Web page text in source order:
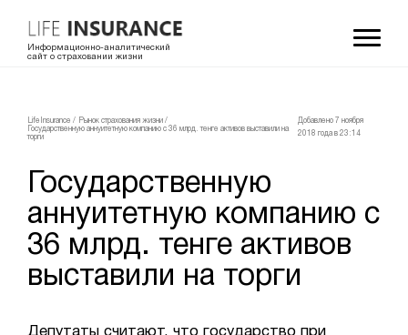
Информационно-аналитический
сайт о страховании жизни
LifeInsurance / Рынок страхования жизни /
Государственную аннуитетную компанию с 36 млрд. тенге активов выставили на
торги
Добавлено 7 ноября
2018 года в 23:14
Государственную
аннуитетную компанию с
36 млрд. тенге активов
выставили на торги
Депутаты считают, что государство при